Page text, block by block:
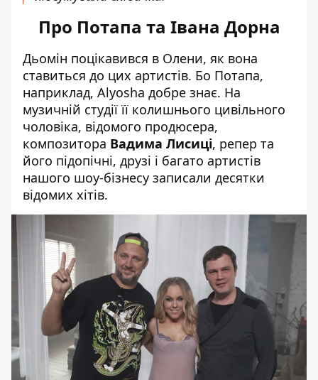
Про Потапа та Івана Дорна
Дьомін поцікавився в Олени, як вона
ставиться до цих артистів. Бо Потапа,
наприклад, Alyosha добре знає. На
музичній студії її колишнього цивільного
чоловіка, відомого продюсера,
композитора Вадима Лисиці, репер та
його підопічні, друзі і багато артистів
нашого шоу-бізнесу записали десятки
відомих хітів.